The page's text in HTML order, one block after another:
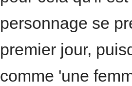
personnage se
premier jour,
comme 'une